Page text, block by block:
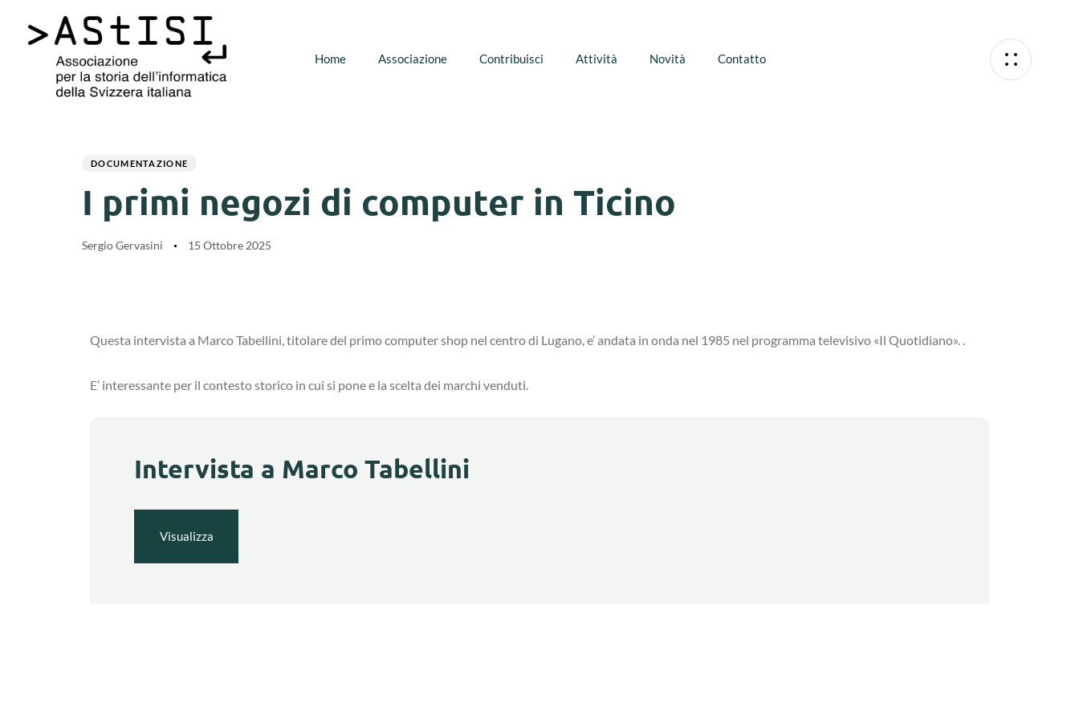
Home Associazione Contribuisci Attività Novità Contatto
DOCUMENTAZIONE
I primi negozi di computer in Ticino
Sergio Gervasini 15 Ottobre 2025
Questa intervista a Marco Tabellini, titolare del primo computer shop nel centro di Lugano, e’ andata in onda nel 1985 nel programma televisivo «Il Quotidiano». .
E’ interessante per il contesto storico in cui si pone e la scelta dei marchi venduti.
Intervista a Marco Tabellini
Visualizza